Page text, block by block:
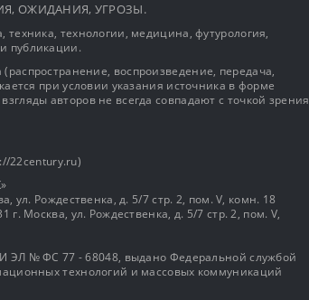
ОЖИДАНИЯ, УГРОЗЫ.
техника, технологии, медицина, футурология,
публикации.
воспроизведение, передача,
при условии указания источника в форме
авторов не всегда совпадают с точкой зрения
22century.ru)
ул. Рождественка, д. 5/7 стр. 2, пом. V, комн. 18
г. Москва, ул. Рождественка, д. 5/7 стр. 2, пом. V,
ЭЛ № ФС 77 - 68048, выдано Федеральной службой
технологий и массовых коммуникаций